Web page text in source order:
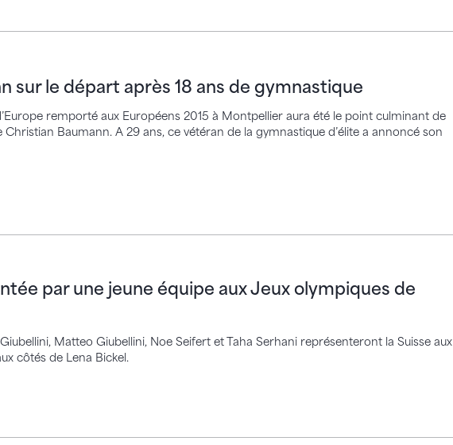
sur le départ après 18 ans de gymnastique
remporté aux Européens 2015 à Montpellier aura été le point culminant de
Baumann. A 29 ans, ce vétéran de la gymnastique d’élite a annoncé son
le départ après 18 ans de gymnastique
par une jeune équipe aux Jeux olympiques de
Matteo Giubellini, Noe Seifert et Taha Serhani représenteront la Suisse aux
côtés de Lena Bickel.
par une jeune équipe aux Jeux olympiques de 2024